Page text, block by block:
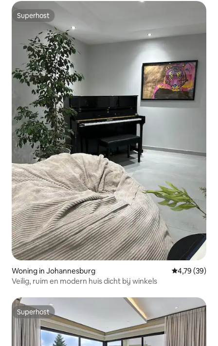
Superhost
Superhost
Woning in Johannesburg Gemiddelde
4,79 (39)
Veilig, ruim en modern huis dicht bij winkels
Superhost
Superhost